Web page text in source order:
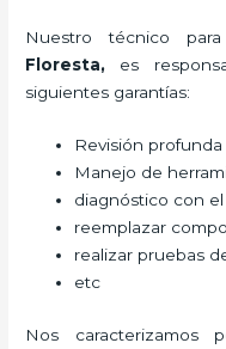
Nuestro técnico
Floresta, es
siguientes garantías:
Revisión
Manejo de
diagnóstico con
reemplazar
realizar pruebas
etc
Nos caracterizamos